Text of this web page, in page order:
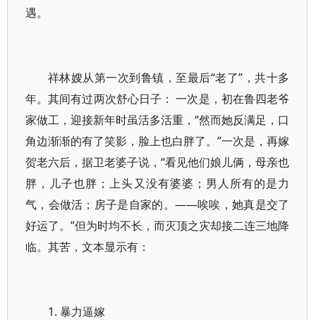
遇。
祥林嫂从第一次到鲁镇，至最后“老了”，共十多
年。其间有过两次舒心日子： 一次是，初在鲁四老爷
家做工，迎接新年时虽活多活重，“然而她反满足，口
角边渐渐的有了笑影，脸上也白胖了。”一次是，再嫁
贺老六后，据卫老婆子说，“看见他们娘儿俩，母亲也
胖，儿子也胖；上头又没有婆婆；男人所有的是力
气，会做活；房子是自家的。——唉唉，她真是交了
好运了。”但为时均不长，而灭顶之灾却接二连三地降
临。其苦，文本显示有：
1. 暴力逼嫁